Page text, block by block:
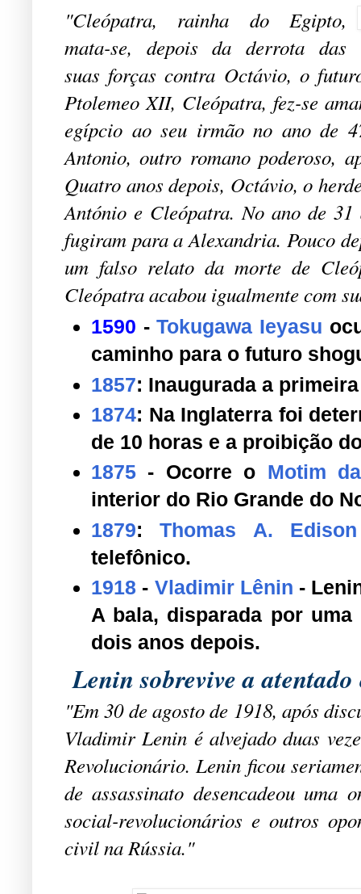
"Cleópatra, rainha do Egipto,
mata-se, depois da derrota das
suas forças contra Octávio, o
Ptolemeo XII, Cleópatra, fez-se
egípcio ao seu irmão no ano de
Antonio, outro romano poderoso,
Quatro anos depois, Octávio, o
António e Cleópatra. No ano de
fugiram para a Alexandria. Pouco
um falso relato da morte de
Cleópatra acabou igualmente com
1590 - Tokugawa Ieyasu
caminho para o futuro
1857: Inaugurada a
1874: Na Inglaterra foi
de 10 horas e a proibição
1875 - Ocorre o Motim
interior do Rio Grande do
1879:Thomas A. Edison
telefônico.
1918 - Vladimir Lênin -
A bala, disparada por
dois anos depois.
Lenin sobrevive a
"Em 30 de agosto de 1918, após
Vladimir Lenin é alvejado duas
Revolucionário. Lenin ficou
de assassinato desencadeou uma
social-revolucionários e outros
civil na Rússia."